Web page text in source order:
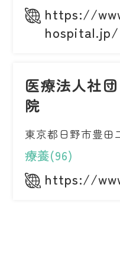
https://
hospital.jp/
医療法人社
院
東京都日野市豊田
療養(96)
https://